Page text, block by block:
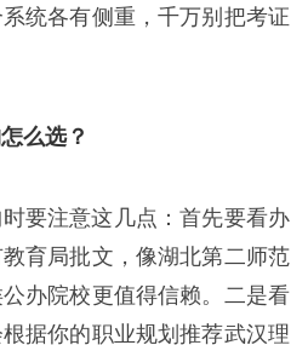
统各有侧重，千万别把考证
么选？
要注意这几点：首先要看办
育局批文，像湖北第二师范
办院校更值得信赖。二是看
据你的职业规划推荐武汉理